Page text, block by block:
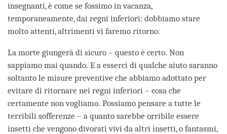
insegnanti, è come se fossimo in vacanza,
temporaneamente, dai regni inferiori: dobbiamo stare
molto attenti, altrimenti vi faremo ritorno.
La morte giungerà di sicuro – questo è certo. Non
sappiamo mai quando. E a esserci di qualche aiuto saranno
soltanto le misure preventive che abbiamo adottato per
evitare di ritornare nei regni inferiori – cosa che
certamente non vogliamo. Possiamo pensare a tutte le
terribili sofferenze – a quanto sarebbe orribile essere
insetti che vengono divorati vivi da altri insetti, o fantasmi,